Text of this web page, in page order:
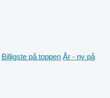
Billigste på toppen År - ny på